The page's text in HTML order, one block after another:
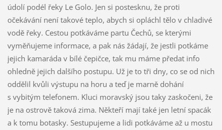
údolí podél řeky Le Golo. Jen si postesknu, že proti
očekávání není takové teplo, abych si opláchl tělo v chladivé
vodě řeky. Cestou potkáváme partu Čechů, se kterými
vyměňujeme informace, a pak nás žádají, že jestli potkáme
jejich kamaráda v bílé čepičce, tak mu máme předat info
ohledně jejich dalšího postupu. Už je to tři dny, co se od nich
oddělil kvůli výstupu na horu a teď je marně dohání
s vybitým telefonem. Kluci moravský jsou taky zaskočeni, že
je na ostrově taková zima. Někteří mají také jen letní spacák
a k tomu botasky. Sestupujeme a lidi potkáváme až u mostu